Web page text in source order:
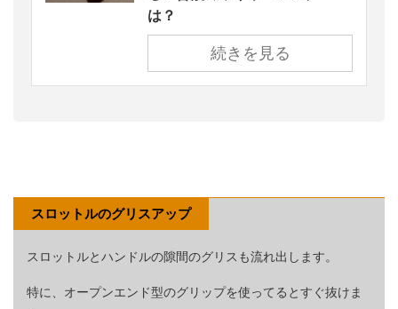
は？
続きを見る
スロットルのグリスアップ
スロットルとハンドルの隙間のグリスも流れ出します。
特に、オープンエンド型のグリップを使ってるとすぐ抜けま